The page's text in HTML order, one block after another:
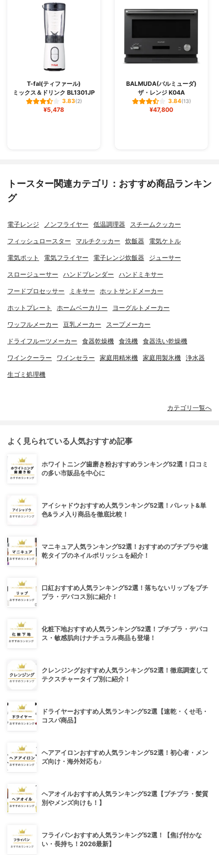
T-fal(ティファール)
ミックス＆ドリンク BL1301JP
3.83(2)
¥5,478
BALMUDA(バルミューダ)
ザ・レンジ K04A
3.84(13)
¥47,800
トースター関連カテゴリ：おすすめ商品ランキン
グ
電子レンジ ノンフライヤー 低温調理器 スチームクッカー
フィッシュロースター マルチクッカー 炊飯器 電気ケトル
電気ポット 電気フライヤー 電子レンジ炊飯器 ジューサー
スロージューサー ハンドブレンダー ハンドミキサー
フードプロセッサー ミキサー ホットサンドメーカー
ホットプレート ホームベーカリー ヨーグルトメーカー
ワッフルメーカー 豆乳メーカー スープメーカー
ドライフルーツメーカー 食器乾燥機 食洗機 食器洗い乾燥機
ワインクーラー ワインセラー 家庭用精米機 家庭用製氷機 浄水器
生ゴミ処理機
カテゴリ一覧へ
よく見られている人気おすすめ記事
ホワイトニング歯磨き粉おすすめランキング52選！口コミ
の多い市販品を中心に
アイシャドウおすすめ人気ランキング52選！パレット&単
色&ラメ入り商品を徹底比較！
マニキュア人気ランキング52選！おすすめのプチプラや速
乾タイプのネイルポリッシュを紹介！
口紅おすすめ人気ランキング52選！落ちないリップをプチ
プラ・デパコス別に紹介！
化粧下地おすすめ人気ランキング52選！プチプラ・デパコ
ス・敏感肌向けナチュラル商品も登場！
クレンジングおすすめ人気ランキング52選！徹底調査して
テクスチャータイプ別に紹介！
ドライヤーおすすめ人気ランキング52選【速乾・くせ毛・
コスパ商品】
ヘアアイロンおすすめ人気ランキング52選！初心者・メン
ズ向け・海外対応も♪
ヘアオイルおすすめ人気ランキング52選【プチプラ・髪質
別やメンズ向けも！】
フライパンおすすめ人気ランキング52選！【焦げ付かな
い・長持ち！2026最新】